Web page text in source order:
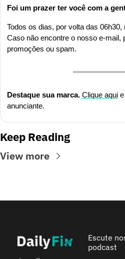
Foi um prazer ter você com a
Todos os dias, por volta das
Caso não encontre o nosso e-mail,
promoções ou spam.
Destaque sua marca. Clique aqui
anunciante.
Keep Reading
View more
Escute
podcast